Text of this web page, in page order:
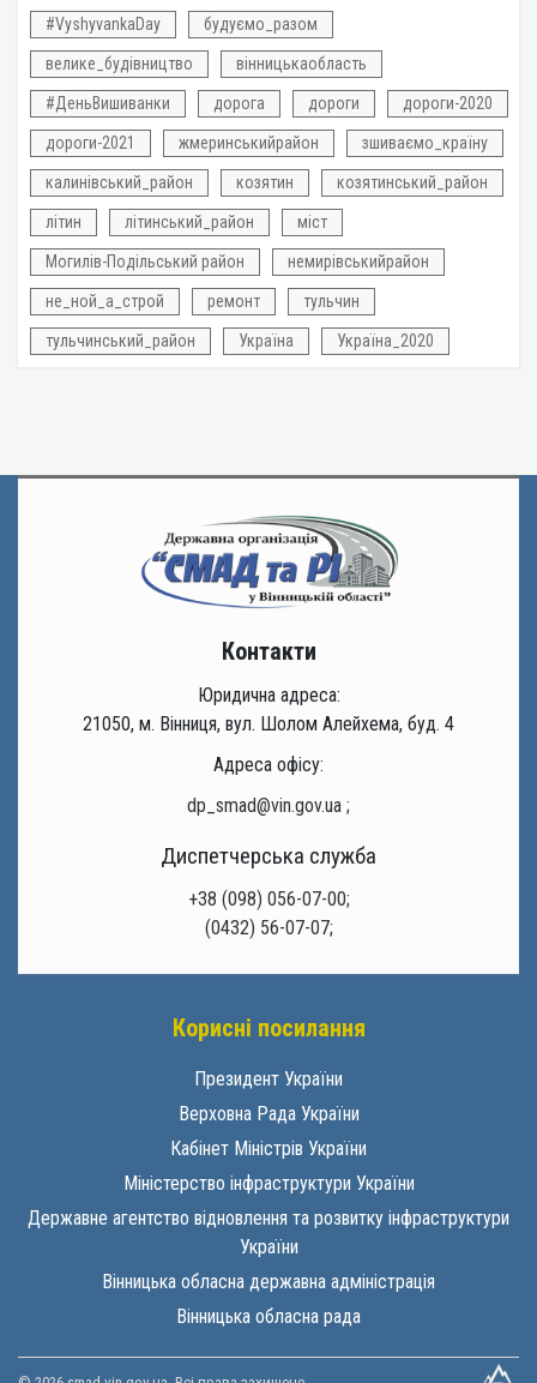
#VyshyvankaDay будуємо_разом
велике_будівництво вінницькаобласть
#ДеньВишиванки дорога дороги дороги-2020
дороги-2021 жмеринськийрайон зшиваємо_країну
калинівський_район козятин козятинський_район
літин літинський_район міст
Могилів-Подільський район немирівськийрайон
не_ной_а_строй ремонт тульчин
тульчинський_район Україна Україна_2020
Контакти
Юридична адреса:
21050, м. Вінниця, вул. Шолом Алейхема, буд. 4
Адреса офісу:
dp_smad@vin.gov.ua ;
Диспетчерська служба
+38 (098) 056-07-00;
(0432) 56-07-07;
Корисні посилання
Президент України
Верховна Рада України
Кабінет Міністрів України
Міністерство інфраструктури України
Державне агентство відновлення та розвитку інфраструктури
України
Вінницька обласна державна адміністрація
Вінницька обласна рада